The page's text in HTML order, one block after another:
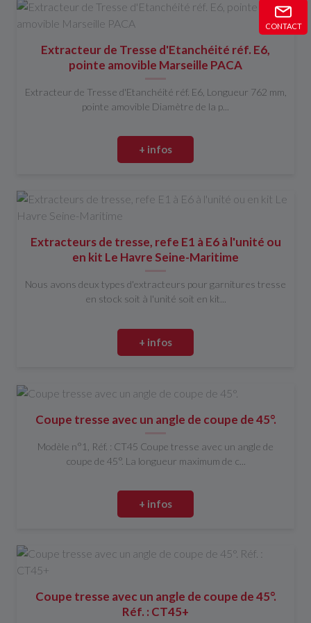
CONTACT
Extracteur de Tresse d'Etanchéité réf. E6,
pointe amovible Marseille PACA
Extracteur de Tresse d'Etanchéité réf. E6, Longueur 762 mm,
pointe amovible Diamètre de la p...
+ infos
Extracteurs de tresse, refe E1 à E6 à l'unité ou
en kit Le Havre Seine-Maritime
Nous avons deux types d'extracteurs pour garnitures tresse
en stock soit à l'unité soit en kit...
+ infos
Coupe tresse avec un angle de coupe de 45°.
Modèle n°1, Réf. : CT45 Coupe tresse avec un angle de
coupe de 45°. La longueur maximum de c...
+ infos
Coupe tresse avec un angle de coupe de 45°.
Réf. : CT45+